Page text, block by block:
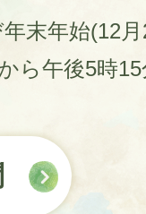
末年始(12
ら午後5時